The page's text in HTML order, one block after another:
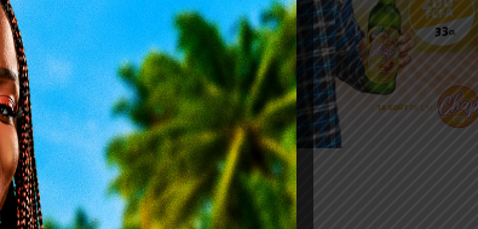
les
artisans et
Articles récents